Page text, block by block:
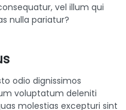
vel illum qui
nulla pariatur?
odio dignissimos
voluptatum deleniti
molestias excepturi sint